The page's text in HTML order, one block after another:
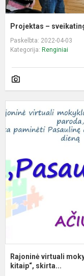
Projektas –
Paskelbta: 2022-04-03
Kategorija: Renginiai
Rajoninė virtuali
kitaip“, skirta...